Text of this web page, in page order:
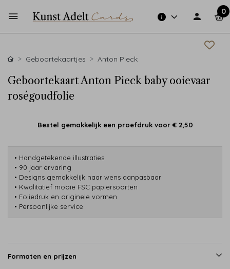
0
Geboortekaartjes Anton Pieck
Geboortekaart Anton Pieck baby ooievaar
roségoudfolie
Bestel gemakkelijk een proefdruk voor € 2,50
• Handgetekende illustraties
• 90 jaar ervaring
• Designs gemakkelijk naar wens aanpasbaar
• Kwalitatief mooie FSC papiersoorten
• Foliedruk en originele vormen
• Persoonlijke service
Formaten en prijzen